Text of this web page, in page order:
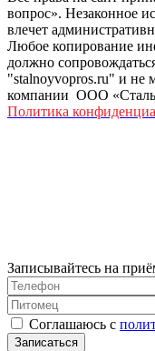
вопрос». Незаконное
влечет
Любое копирование
должно
"stalnoyvopros.ru" и не
компании ООО
Политика
Записывайтесь на
Соглашаюсь с
Записаться